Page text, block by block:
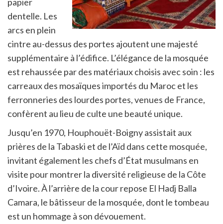
dentelle. Les
arcs en plein
cintre au-dessus des portes ajoutent une majesté
supplémentaire à l’édifice. L’élégance de la mosquée
est rehaussée par des matériaux choisis avec soin : les
carreaux des mosaïques importés du Maroc et les
ferronneries des lourdes portes, venues de France,
confèrent au lieu de culte une beauté unique.
Jusqu’en 1970, Houphouët-Boigny assistait aux
prières de la Tabaski et de l’Aïd dans cette mosquée,
invitant également les chefs d’État musulmans en
visite pour montrer la diversité religieuse de la Côte
d’Ivoire. À l’arrière de la cour repose El Hadj Balla
Camara, le bâtisseur de la mosquée, dont le tombeau
est un hommage à son dévouement.